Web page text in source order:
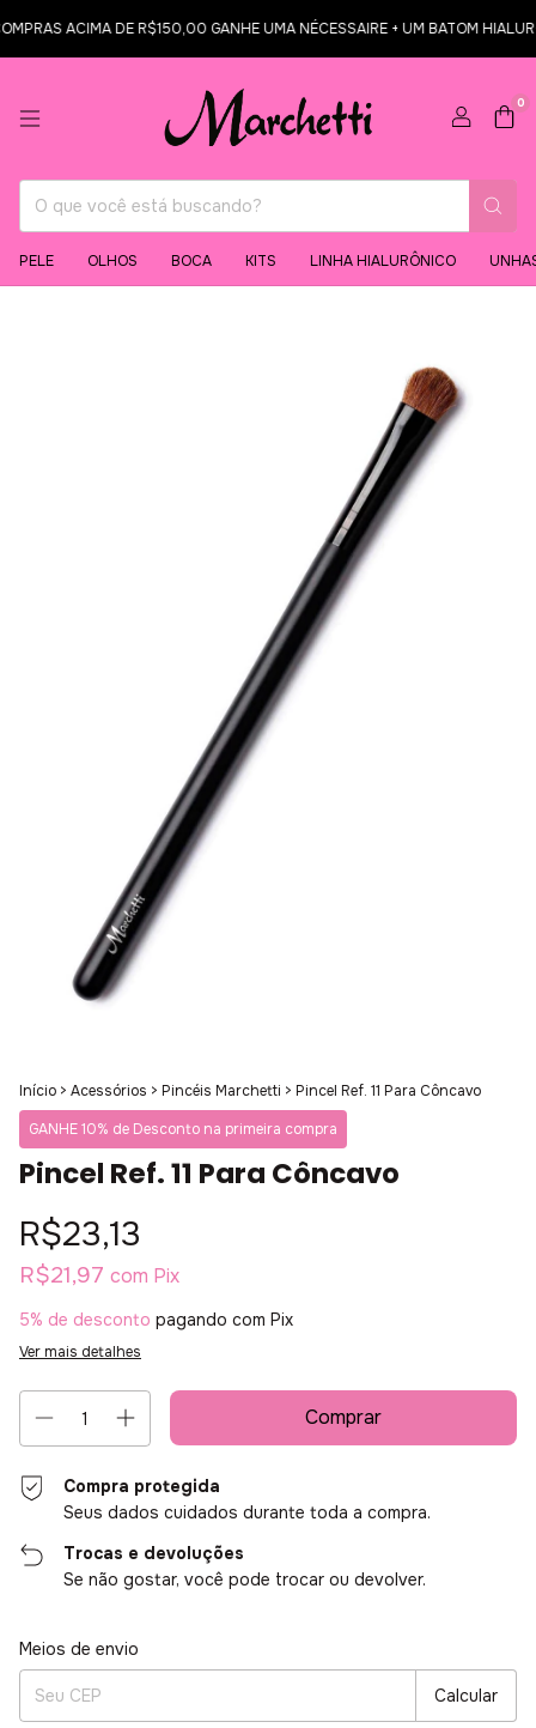
ACIMA DE R$150,00 GANHE UMA NÉCESSAIRE + UM BATOM
0
PELE OLHOS BOCA KITS LINHA HIALURÔNICO
Início > Acessórios > Pincéis Marchetti > Pincel Ref. 11 Para Côncavo
GANHE 10% de Desconto na primeira compra
Pincel Ref. 11 Para Côncavo
R$23,13
R$21,97 com Pix
5% de desconto pagando com Pix
Ver mais detalhes
Compra protegida
Seus dados cuidados durante toda a compra.
Trocas e devoluções
Se não gostar, você pode trocar ou devolver.
Entregas para o CEP:
Meios de envio
Calcular